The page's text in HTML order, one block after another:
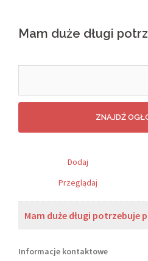
Mam duże długi
Dodaj
Przeglądaj
Mam duże długi potrzebuje
Informacje kontaktowe